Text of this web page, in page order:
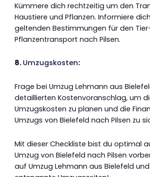
Kümmere dich rechtzeitig um den
Haustiere und Pflanzen. Informiere
geltenden Bestimmungen für den
Pflanzentransport nach Pilsen.
8. Umzugskosten:
Frage bei Umzug Lehmann aus
detaillierten Kostenvoranschlag, um
Umzugskosten zu planen und die
Umzugs von Bielefeld nach Pilsen zu
Mit dieser Checkliste bist du optimal
Umzug von Bielefeld nach Pilsen
auf Umzug Lehmann aus Bielefeld